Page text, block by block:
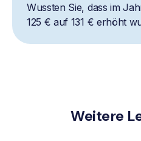
Wussten Sie, dass im
125 € auf 131 € erhöht
Weitere